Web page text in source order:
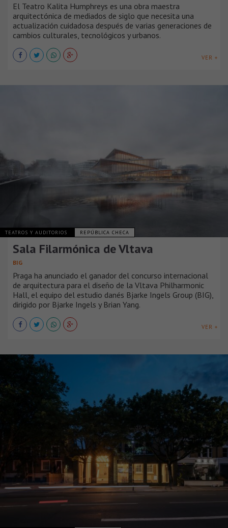
El Teatro Kalita Humphreys es una obra maestra
arquitectónica de mediados de siglo que necesita una
actualización cuidadosa después de varias generaciones de
cambios culturales, tecnológicos y urbanos.
VER +
TEATROS Y AUDITORIOS REPÚBLICA CHECA
Sala Filarmónica de Vltava
BIG
Praga ha anunciado el ganador del concurso internacional
de arquitectura para el diseño de la Vltava Philharmonic
Hall, el equipo del estudio danés Bjarke Ingels Group (BIG),
dirigido por Bjarke Ingels y Brian Yang.
VER +